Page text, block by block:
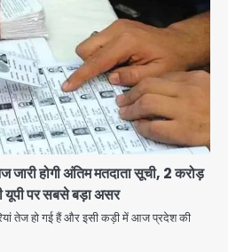
होगी अंतिम मतदाता सूची, 2 करोड़
पर सबसे बड़ा असर
तेज हो गई हैं और इसी कड़ी में आज प्रदेश की
News: गांजा तस्कर महिला से
के आरोप में सिपाही गिरफ्तार, सेवा से
कई पुलिसकर्मियों में डर
janab
Child PGI Park: चाइल्ड
पार्क में झूले के पास लोहे की ग्रिल में
7 साल के बच्चे की हालत गंभीर,
विभाग पर लापरवाही का आरोप
Kumar
PSC Exam Scam:
छात्रों का आंदोलन तेज, सरकार से